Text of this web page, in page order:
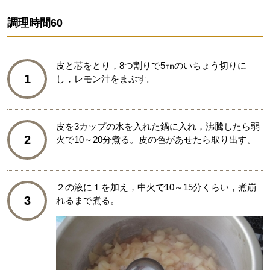
調理時間60
1
皮と芯をとり，8つ割りで5㎜のいちょう切りに
し，レモン汁をまぶす。
2
皮を3カップの水を入れた鍋に入れ，沸騰したら弱
火で10～20分煮る。皮の色があせたら取り出す。
3
２の液に１を加え，中火で10～15分くらい，煮崩
れるまで煮る。